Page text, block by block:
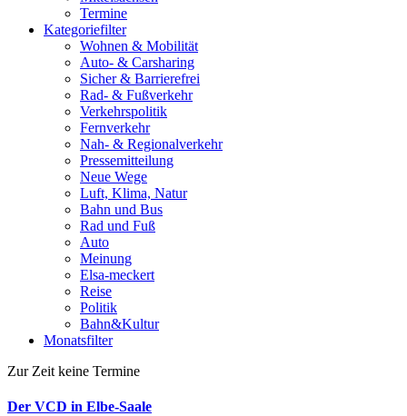
Termine
Kategoriefilter
Wohnen & Mobilität
Auto- & Carsharing
Sicher & Barrierefrei
Rad- & Fußverkehr
Verkehrspolitik
Fernverkehr
Nah- & Regionalverkehr
Pressemitteilung
Neue Wege
Luft, Klima, Natur
Bahn und Bus
Rad und Fuß
Auto
Meinung
Elsa-meckert
Reise
Politik
Bahn&Kultur
Monatsfilter
Zur Zeit keine Termine
Der VCD in Elbe-Saale